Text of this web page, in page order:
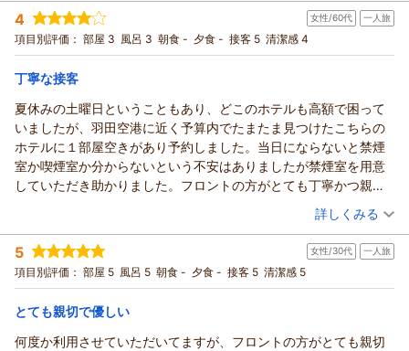
宿泊時期： 2026年05月宿泊 (一人旅)
投稿者： けんさん(女性/50代)
宿泊プラン： ☆シングル☆じゃらん ◎期間限定スペシャル価格◎
シングル 食事なし
宿泊価格帯：
4 女性/60代 一人旅
項目別評価： 部屋 3 風呂 3 朝食 - 夕食 - 接客 5 清潔感 4
丁寧な接客
夏休みの土曜日ということもあり、どこのホテルも高額で困って
いましたが、羽田空港に近く予算内でたまたま見つけたこちらの
ホテルに１部屋空きがあり予約しました。当日にならないと禁煙
室か喫煙室か分からないという不安はありましたが禁煙室を用意
していただき助かりました。フロントの方がとても丁寧かつ親切
な接客でこちらも気持ちの良い気分で宿泊させていただきまし
（投稿日：2026/07/26）
宿泊時期： 2026年07月宿泊 (一人旅)
投稿者： さんごさん
宿泊プラン： ☆シングル☆じゃらん ◎期間限定スペシャル価格◎
シングル 食事なし
宿泊価格帯： 7,001～8,000円(大人一人あたり/税込)
詳しくみる
5 女性/30代 一人旅
項目別評価： 部屋 5 風呂 5 朝食 - 夕食 - 接客 5 清潔感 5
とても親切で優しい
何度か利用させていただいてますが、フロントの方がとても親切